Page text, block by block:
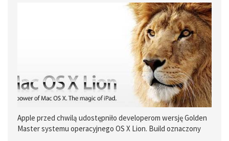
Apple przed chwilą udostępniło developerom wersję Golden
Master systemu operacyjnego OS X Lion. Build oznaczony